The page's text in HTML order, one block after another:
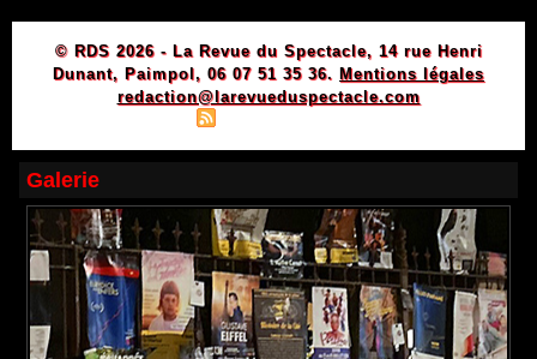
© RDS 2026 - La Revue du Spectacle, 14 rue Henri
Dunant, Paimpol, 06 07 51 35 36. Mentions légales
redaction@larevueduspectacle.com
Galerie